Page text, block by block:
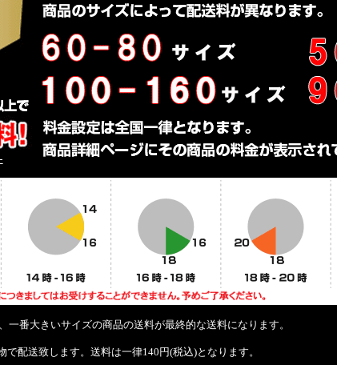
一番大きいサイズの商品の送料が最終的な送料になります。
配送致します。送料は一律140円(税込)となります。